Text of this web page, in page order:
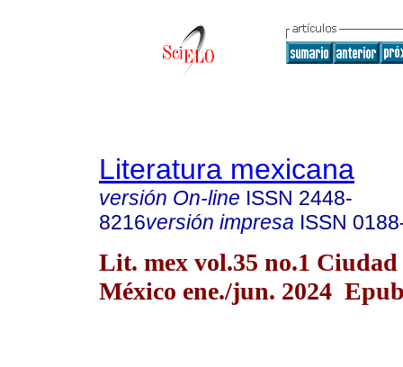
Literatura mexicana
versión On-line ISSN 2448-
8216versión impresa ISSN
Lit. mex vol.35 no.1 Ciudad
México ene./jun. 2024